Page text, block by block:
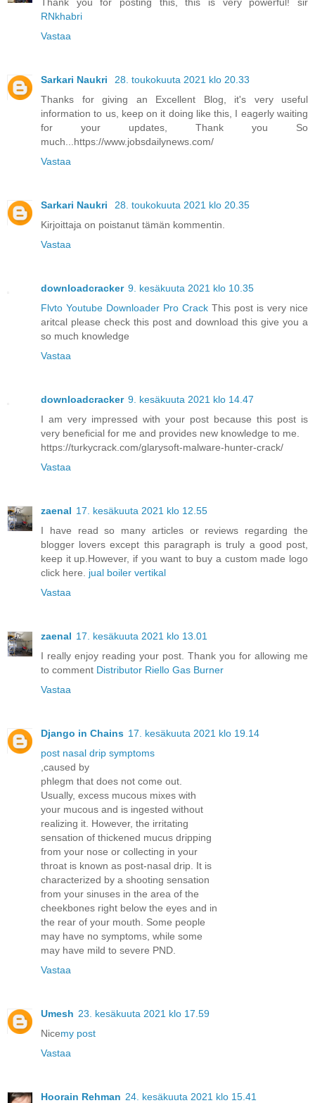
RNkhabri
Vastaa
Sarkari Naukri
28. toukokuuta 2021 klo 20.33
Thanks for giving an Excellent Blog, it's very useful
information to us, keep on it doing like this, I eagerly waiting
for your updates, Thank you So
much...https://www.jobsdailynews.com/
Vastaa
Sarkari Naukri
28. toukokuuta 2021 klo 20.35
Kirjoittaja on poistanut tämän kommentin.
Vastaa
downloadcracker 9. kesäkuuta 2021 klo 10.35
Flvto Youtube Downloader Pro Crack This post is very nice
aritcal please check this post and download this give you a
so much knowledge
Vastaa
downloadcracker 9. kesäkuuta 2021 klo 14.47
I am very impressed with your post because this post is
very beneficial for me and provides new knowledge to me.
https://turkycrack.com/glarysoft-malware-hunter-crack/
Vastaa
zaenal 17. kesäkuuta 2021 klo 12.55
I have read so many articles or reviews regarding the
blogger lovers except this paragraph is truly a good post,
keep it up.However, if you want to buy a custom made logo
click here. jual boiler vertikal
Vastaa
zaenal 17. kesäkuuta 2021 klo 13.01
I really enjoy reading your post. Thank you for allowing me
to comment Distributor Riello Gas Burner
Vastaa
Django in Chains 17. kesäkuuta 2021 klo 19.14
post nasal drip symptoms
,caused by
phlegm that does not come out.
Usually, excess mucous mixes with
your mucous and is ingested without
realizing it. However, the irritating
sensation of thickened mucus dripping
from your nose or collecting in your
throat is known as post-nasal drip. It is
characterized by a shooting sensation
from your sinuses in the area of the
cheekbones right below the eyes and in
the rear of your mouth. Some people
may have no symptoms, while some
may have mild to severe PND.
Vastaa
Umesh 23. kesäkuuta 2021 klo 17.59
Nicemy post
Vastaa
Hoorain Rehman 24. kesäkuuta 2021 klo 15.41